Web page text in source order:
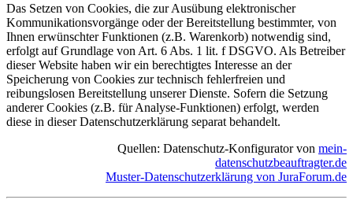
Das Setzen von Cookies, die zur Ausübung elektronischer
Kommunikationsvorgänge oder der Bereitstellung bestimmter, von
Ihnen erwünschter Funktionen (z.B. Warenkorb) notwendig sind,
erfolgt auf Grundlage von Art. 6 Abs. 1 lit. f DSGVO. Als Betreiber
dieser Website haben wir ein berechtigtes Interesse an der
Speicherung von Cookies zur technisch fehlerfreien und
reibungslosen Bereitstellung unserer Dienste. Sofern die Setzung
anderer Cookies (z.B. für Analyse-Funktionen) erfolgt, werden
diese in dieser Datenschutzerklärung separat behandelt.
Quellen: Datenschutz-Konfigurator von mein-
datenschutzbeauftragter.de
Muster-Datenschutzerklärung von JuraForum.de